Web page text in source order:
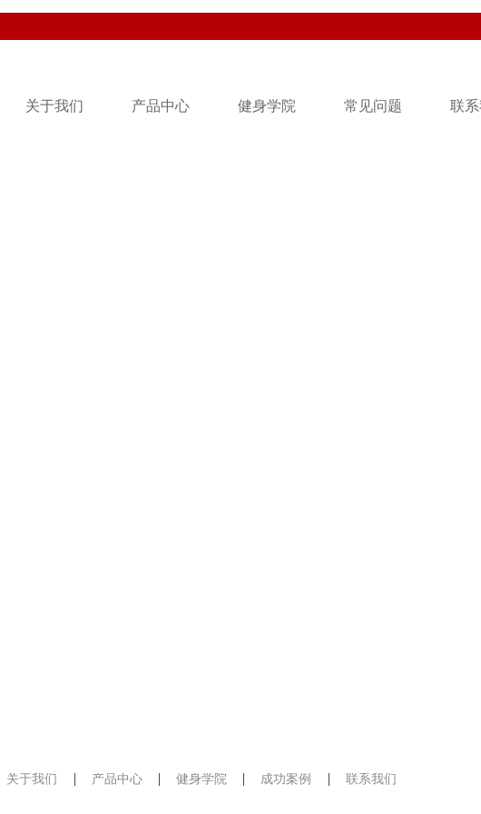
关于我们 产品中心 健身学院 常见问题 联
关于我们 产品中心 健身学院 成功案例 联系我们